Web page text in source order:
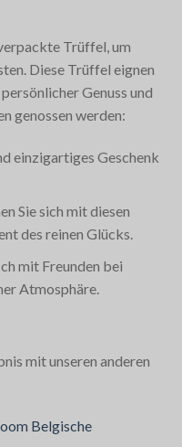
Trüffel, um
Diese Trüffel eignen
Genuss und
genossen werden:
einzigartiges Geschenk
Sie sich mit diesen
des reinen Glücks.
mit Freunden bei
Atmosphäre.
mit unseren anderen
Belgische